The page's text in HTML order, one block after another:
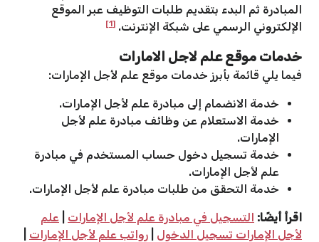
المبادرة ثم البدء بتقديم طلبات التوظيف عبر الموقع
الإلكتروني الرسمي على شبكة الإنترنت. [1]
خدمات موقع علم لاجل الامارات
فيما يلي قائمة بأبرز خدمات موقع علم لأجل الإمارات:
خدمة الانضمام إلى مبادرة علم لأجل الإمارات.
خدمة الاستعلام عن وظائف مبادرة علم لأجل
الإمارات.
خدمة تسجيل دخول حساب المستخدم في مبادرة
علم لأجل الإمارات.
خدمة التحقق من طلبات مبادرة علم لأجل الإمارات.
اقرأ أيضًا: التسجيل في مبادرة علم لأجل الإمارات
علم
لأجل الإمارات تسجيل الدخول
رواتب علم لأجل الإمارات